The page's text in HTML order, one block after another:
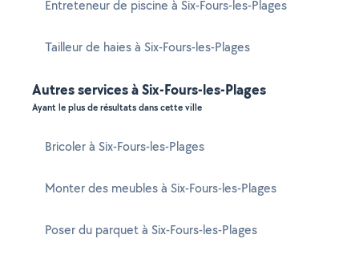
Entreteneur de piscine à Six-Fours-les-Plages
Tailleur de haies à Six-Fours-les-Plages
Autres services à Six-Fours-les-Plages
Ayant le plus de résultats dans cette ville
Bricoler à Six-Fours-les-Plages
Monter des meubles à Six-Fours-les-Plages
Poser du parquet à Six-Fours-les-Plages